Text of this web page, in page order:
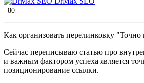
80
Как организовать перелинковку "Точно
Сейчас переписываю статью про
и важным фактором успеха является
позиционирование ссылки.